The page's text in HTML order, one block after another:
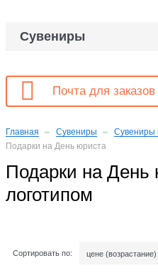
Сувениры
 Почта для заказов
Главная Сувениры
Сувениры
Подарки на День юриста
Подарки на День
логотипом
Сортировать по: цене (возрастание)